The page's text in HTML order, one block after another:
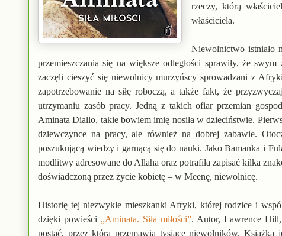
rzeczy, którą
właściciela.
Niewolnictwo istniało
przemieszczania się na większe odległości sprawiły, że
zaczęli cieszyć się niewolnicy murzyńscy sprowadzani z
zapotrzebowanie na siłę roboczą, a także fakt, że
utrzymaniu zasób pracy. Jedną z takich ofiar przemian
Aminata Diallo, takie bowiem imię nosiła w dzieciństwie.
dziewczynce na pracy, ale również na dobrej zabawie.
poszukującą wiedzy i garnącą się do nauki. Jako Bamanka i
modlitwy adresowane do Allaha oraz potrafiła zapisać kilka
doświadczoną przez życie kobietę – w Meenę, niewolnicę.
Historię tej niezwykłe mieszkanki Afryki, której rodzice i
dzięki powieści „Aminata. Siła miłości”. Autor, Lawrence Hill,
postać, przez którą przemawia tysiące niewolników.